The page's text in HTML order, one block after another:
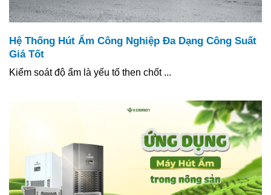
Hệ Thống Hút Ẩm Công Nghiệp Đa Dạng Công Suất
Giá Tốt
Kiểm soát độ ẩm là yếu tố then chốt ...